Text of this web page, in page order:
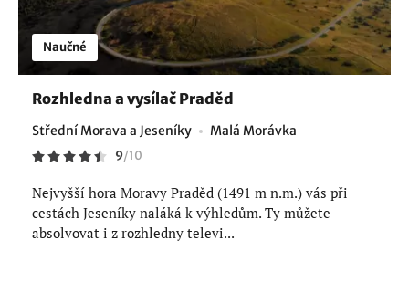
Naučné
Rozhledna a vysílač Praděd
Střední Morava a Jeseníky Malá Morávka
9/10
Nejvyšší hora Moravy Praděd (1491 m n.m.) vás při
cestách Jeseníky naláká k výhledům. Ty můžete
absolvovat i z rozhledny televi...